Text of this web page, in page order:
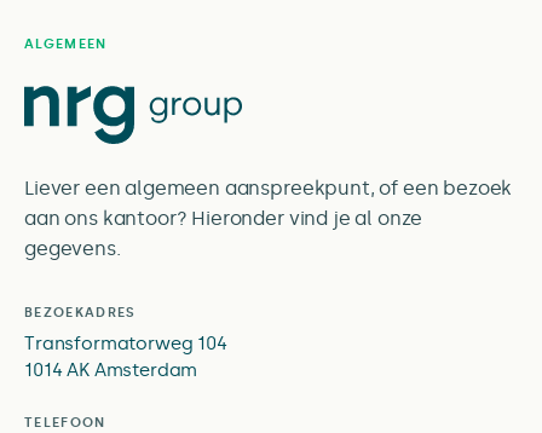
ALGEMEEN
Liever een algemeen aanspreekpunt, of een bezoek
aan ons kantoor? Hieronder vind je al onze
gegevens.
BEZOEKADRES
Transformatorweg 104
1014 AK Amsterdam
TELEFOON